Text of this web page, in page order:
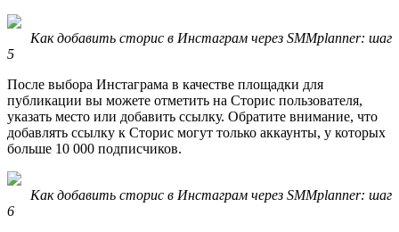
Как добавить сторис в Инстаграм через SMMplanner: шаг
5
После выбора Инстаграма в качестве площадки для
публикации вы можете отметить на Сторис пользователя,
указать место или добавить ссылку. Обратите внимание, что
добавлять ссылку к Сторис могут только аккаунты, у которых
больше 10 000 подписчиков.
Как добавить сторис в Инстаграм через SMMplanner: шаг
6